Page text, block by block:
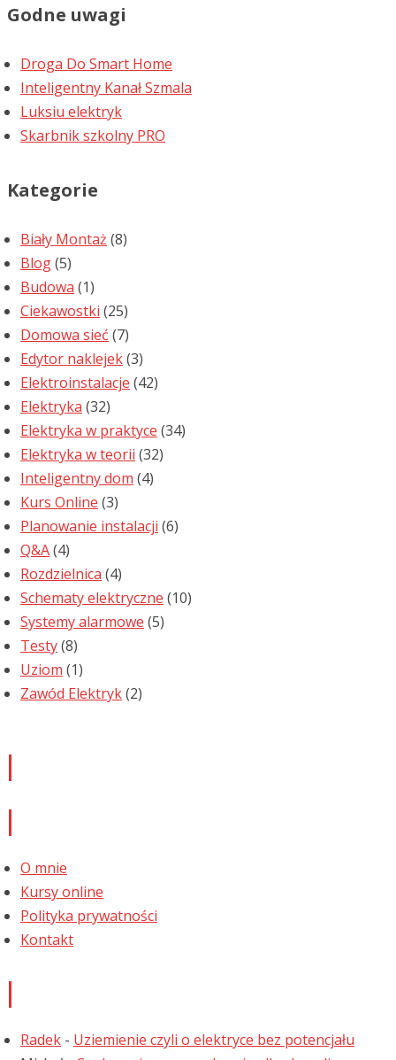
Godne uwagi
Droga Do Smart Home
Inteligentny Kanał Szmala
Luksiu elektryk
Skarbnik szkolny PRO
Kategorie
Biały Montaż (8)
Blog(5)
Budowa (1)
Ciekawostki (25)
Domowa sieć (7)
Edytor naklejek(3)
Elektroinstalacje (42)
Elektryka (32)
Elektryka w praktyce (34)
Elektryka w teorii (32)
Inteligentny dom (4)
Kurs Online (3)
Planowanie instalacji (6)
Q&A(4)
Rozdzielnica (4)
Schematy elektryczne (10)
Systemy alarmowe (5)
Testy(8)
Uziom (1)
Zawód Elektryk(2)
O mnie
Kursy online
Polityka prywatności
Kontakt
Radek - Uziemienie czyli o elektryce bez potencjału